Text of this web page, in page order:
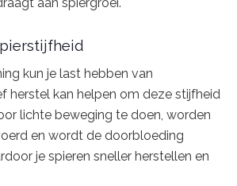
kun je last hebben van
herstel kan helpen om deze stijfheid
lichte beweging te doen, worden
en wordt de doorbloeding
je spieren sneller herstellen en